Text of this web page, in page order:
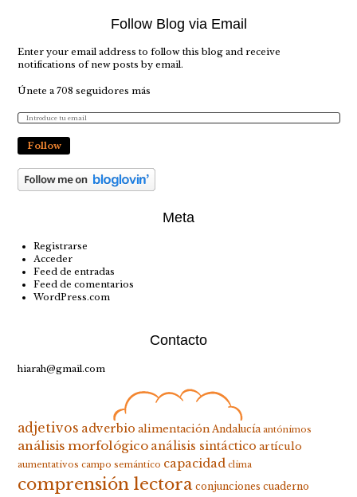
Follow Blog via Email
Enter your email address to follow this blog and receive
notifications of new posts by email.
Únete a 708 seguidores más
Follow
Meta
Registrarse
Acceder
Feed de entradas
Feed de comentarios
WordPress.com
Contacto
hiarah@gmail.com
adjetivos adverbio alimentación Andalucía antónimos
análisis morfológico análisis sintáctico artículo
aumentativos campo semántico capacidad clima
comprensión lectora conjunciones cuaderno